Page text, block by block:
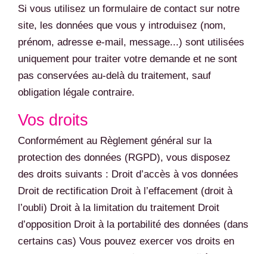
Si vous utilisez un formulaire de contact sur notre
site, les données que vous y introduisez (nom,
prénom, adresse e-mail, message...) sont utilisées
uniquement pour traiter votre demande et ne sont
pas conservées au-delà du traitement, sauf
obligation légale contraire.
Vos droits
Conformément au Règlement général sur la
protection des données (RGPD), vous disposez
des droits suivants : Droit d’accès à vos données
Droit de rectification Droit à l’effacement (droit à
l’oubli) Droit à la limitation du traitement Droit
d’opposition Droit à la portabilité des données (dans
certains cas) Vous pouvez exercer vos droits en